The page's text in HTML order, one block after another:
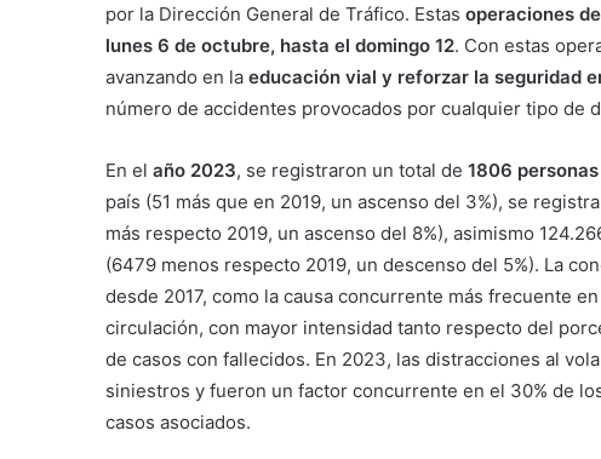
por la Dirección General de Tráfico. Estas operaciones
lunes 6 de octubre, hasta el domingo 12. Con estas
avanzando en la educación vial y reforzar la seguridad
número de accidentes provocados por cualquier tipo de
En el año 2023, se registraron un total de 1806
país (51 más que en 2019, un ascenso del 3%), se
más respecto 2019, un ascenso del 8%), asimismo
(6479 menos respecto 2019, un descenso del 5%). La
desde 2017, como la causa concurrente más frecuente
circulación, con mayor intensidad tanto respecto del
de casos con fallecidos. En 2023, las distracciones al
siniestros y fueron un factor concurrente en el 30% de
casos asociados.